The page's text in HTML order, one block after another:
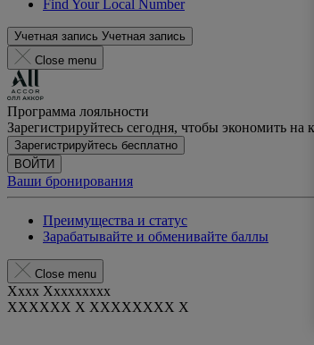
Find Your Local Number
Учетная запись Учетная запись
Close menu
Программа лояльности
Зарегистрируйтесь сегодня, чтобы экономить
Зарегистрируйтесь бесплатно
ВОЙТИ
Ваши бронирования
Преимущества и статус
Зарабатывайте и обменивайте баллы
Close menu
Xxxx Xxxxxxxxx
XXXXXX X XXXXXXXX X